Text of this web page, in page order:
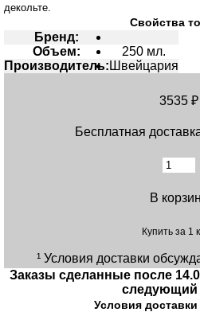
декольте.
Свойства
Бренд:
Объем:
250 мл.
Производитель: Швейцария
3535 ₽
Бесплатная
В
Купить за 1
¹ Условия доставки
Заказы сделанные после
следующий
Условия